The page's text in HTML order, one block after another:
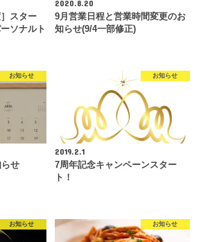
］スター
ソナルト
2020.8.20
9月営業日程と営業時間変更のお
知らせ(9/4一部修正)
お知らせ
せ
お知らせ
2019.2.1
7周年記念キャンペーンスター
ト！
お知らせ お知らせ